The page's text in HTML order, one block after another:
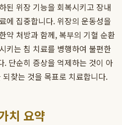
된 위장 기능을 회복시키고 장내
에 집중합니다. 위장의 운동성을
약 처방과 함께, 복부의 기혈 순환
키는 침 치료를 병행하여 불편한
. 단순히 증상을 억제하는 것이 아
찾는 것을 목표로 치료합니다.
치 요약